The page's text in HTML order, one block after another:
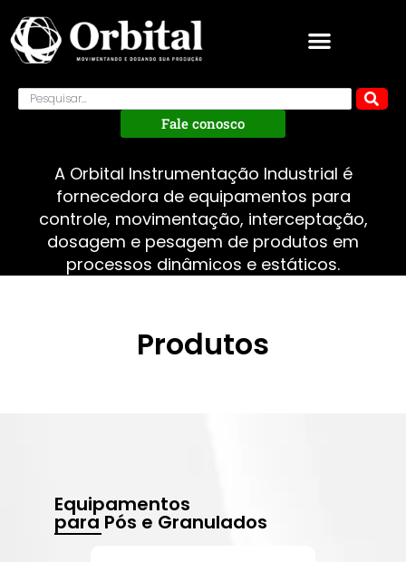
Fale conosco
A Orbital Instrumentação Industrial é
fornecedora de equipamentos para
controle, movimentação, interceptação,
dosagem e pesagem de produtos em
processos dinâmicos e estáticos.
Produtos
Equipamentos
para Pós e Granulados